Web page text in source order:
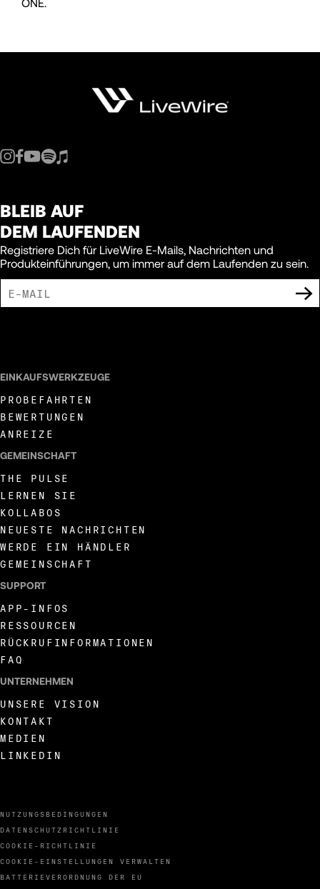
BLEIB AUF
DEM LAUFENDEN
Registriere Dich für LiveWire E-Mails, Nachrichten und
Produkteinführungen, um immer auf dem Laufenden zu sein.
NUTZUNGSBEDINGUNGEN
DATENSCHUTZRICHTLINIE
COOKIE-RICHTLINIE
COOKIE-EINSTELLUNGEN VERWALTEN
BATTERIEVERORDNUNG DER EU
EINKAUFSWERKZEUGE
PROBEFAHRTEN
BEWERTUNGEN
ANREIZE
GEMEINSCHAFT
THE PULSE
LERNEN SIE
KOLLABOS
NEUESTE NACHRICHTEN
WERDE EIN HÄNDLER
GEMEINSCHAFT
SUPPORT
APP-INFOS
RESSOURCEN
RÜCKRUFINFORMATIONEN
FAQ
UNTERNEHMEN
UNSERE VISION
KONTAKT
MEDIEN
LINKEDIN